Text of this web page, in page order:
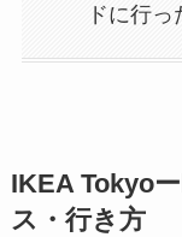
ドに行
IKEA Tokyo
ス・行き方